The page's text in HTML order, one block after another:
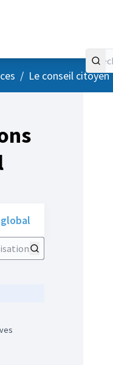
/ Le conseil citoyen